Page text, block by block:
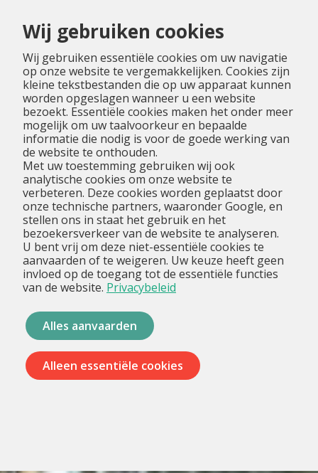
Wij gebruiken cookies
Wij gebruiken essentiële cookies om uw navigatie
op onze website te vergemakkelijken. Cookies zijn
kleine tekstbestanden die op uw apparaat kunnen
worden opgeslagen wanneer u een website
bezoekt. Essentiële cookies maken het onder meer
mogelijk om uw taalvoorkeur en bepaalde
informatie die nodig is voor de goede werking van
de website te onthouden.
Met uw toestemming gebruiken wij ook
analytische cookies om onze website te
verbeteren. Deze cookies worden geplaatst door
onze technische partners, waaronder Google, en
stellen ons in staat het gebruik en het
bezoekersverkeer van de website te analyseren.
U bent vrij om deze niet-essentiële cookies te
aanvaarden of te weigeren. Uw keuze heeft geen
invloed op de toegang tot de essentiële functies
van de website. Privacybeleid
Alles aanvaarden
Alleen essentiële cookies